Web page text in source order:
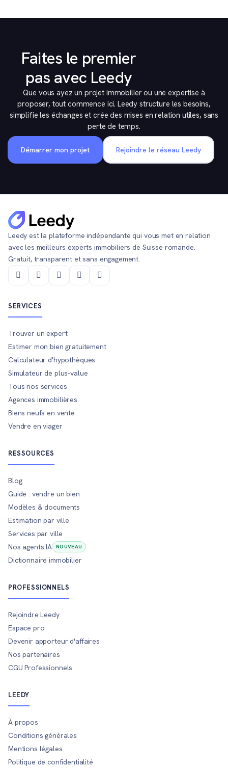
Faites le premier
pas avec Leedy
Que vous ayez un projet immobilier ou une expertise à
proposer, tout commence ici. Leedy structure les besoins,
simplifie les échanges et crée des mises en relation utiles, sans
perte de temps.
Démarrer mon projet Rejoindre le réseau Leedy
Leedy est la plateforme indépendante qui vous met en relation
avec les meilleurs experts immobiliers de Suisse romande.
Gratuit, transparent et sans engagement.
SERVICES
Trouver un expert
Estimer mon bien gratuitement
Calculateur d'hypothèques
Simulateur de plus-value
Tous nos services
Agences immobilières
Biens neufs en vente
Vendre en viager
RESSOURCES
Blog
Guide : vendre un bien
Modèles & documents
Estimation par ville
Services par ville
Nos agents IA
NOUVEAU
Dictionnaire immobilier
PROFESSIONNELS
Rejoindre Leedy
Espace pro
Devenir apporteur d'affaires
Nos partenaires
CGU Professionnels
LEEDY
À propos
Conditions générales
Mentions légales
Politique de confidentialité